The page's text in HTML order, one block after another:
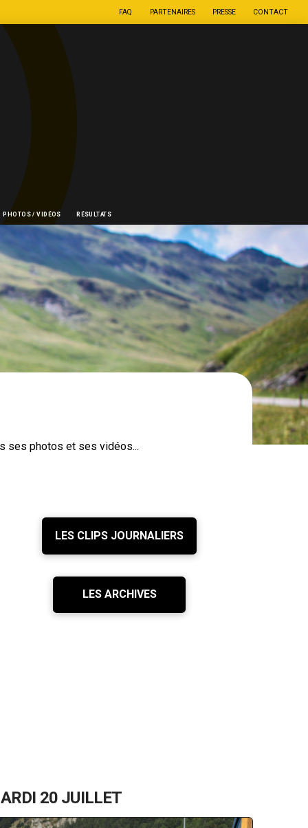
FAQ PARTENAIRES PRESSE CONTACT
PHOTOS / VIDÉOS RÉSULTATS
ses photos et ses vidéos...
LES CLIPS JOURNALIERS
LES ARCHIVES
20 JUILLET